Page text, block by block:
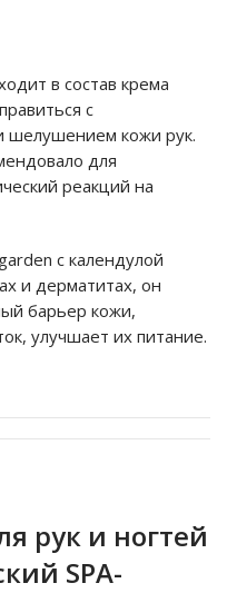
в состав крема
с
шелушением кожи рук.
для
реакций на
с календулой
и дерматитах, он
барьер кожи,
улучшает их питание.
рук и ногтей
SPA-